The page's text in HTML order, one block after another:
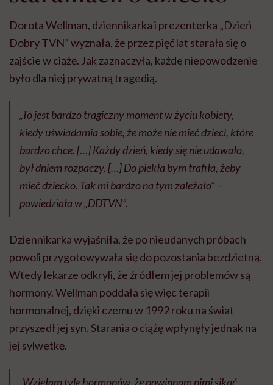
Dorota Wellman, dziennikarka i prezenterka „Dzień
Dobry TVN” wyznała, że przez pięć lat starała się o
zajście w ciążę. Jak zaznaczyła, każde niepowodzenie
było dla niej prywatną tragedią.
„To jest bardzo tragiczny moment w życiu kobiety,
kiedy uświadamia sobie, że może nie mieć dzieci, które
bardzo chce. […] Każdy dzień, kiedy się nie udawało,
był dniem rozpaczy. […] Do piekła bym trafiła, żeby
mieć dziecko. Tak mi bardzo na tym zależało” –
powiedziała w „DDTVN”.
Dziennikarka wyjaśniła, że po nieudanych próbach
powoli przygotowywała się do pozostania bezdzietną.
Wtedy lekarze odkryli, że źródłem jej problemów są
hormony. Wellman poddała się więc terapii
hormonalnej, dzięki czemu w 1992 roku na świat
przyszedł jej syn. Starania o ciążę wpłynęły jednak na
jej sylwetkę.
„Wzięłam tyle hormonów, że powinnam nimi sikać.